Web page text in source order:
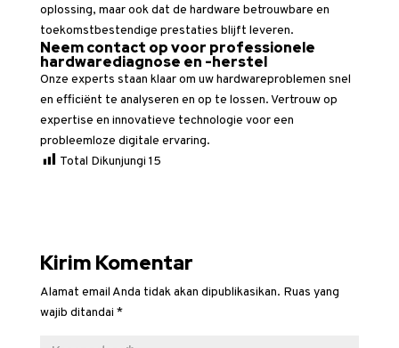
oplossing, maar ook dat de hardware betrouwbare en
toekomstbestendige prestaties blijft leveren.
Neem contact op voor professionele
hardwarediagnose en -herstel
Onze experts staan klaar om uw hardwareproblemen snel
en efficiënt te analyseren en op te lossen. Vertrouw op
expertise en innovatieve technologie voor een
probleemloze digitale ervaring.
Total Dikunjungi 15
Kirim Komentar
Alamat email Anda tidak akan dipublikasikan. Ruas yang
wajib ditandai *